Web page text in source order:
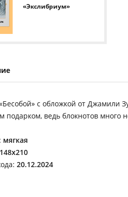
«Экслибриум»
с обложкой от Джамили
подарком, ведь блокнотов много
мягкая
148x210
20.12.2024